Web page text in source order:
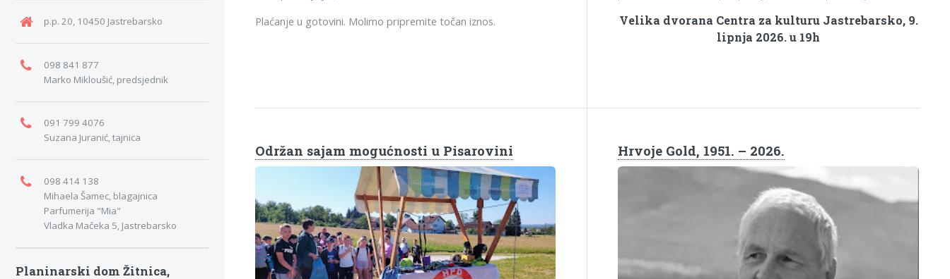
Plaćanje u gotovini. Molimo pripremite točan iznos.
Velika dvorana Centra za kulturu Jastrebarsko, 9.
lipnja 2026. u 19h
Održan sajam mogućnosti u Pisarovini Hrvoje Gold, 1951. – 2026.
p.p. 20, 10450 Jastrebarsko
098 841 877
Marko Mikloušić, predsjednik
091 799 4076
Suzana Juranić, tajnica
098 414 138
Mihaela Šamec, blagajnica
Parfumerija "Mia"
Vladka Mačeka 5, Jastrebarsko
Planinarski dom Žitnica,